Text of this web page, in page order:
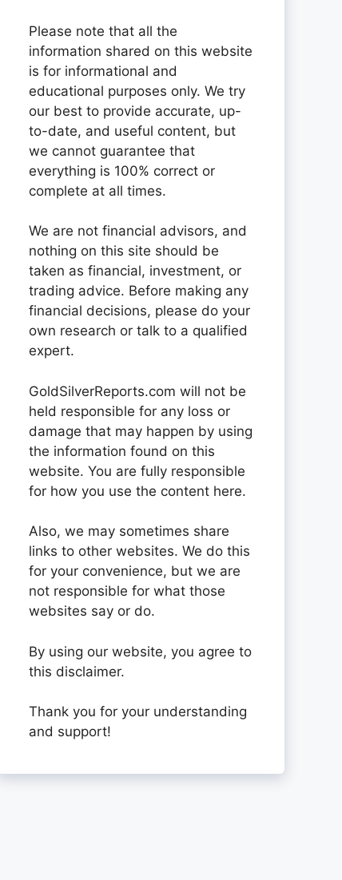
Please note that all the
information shared on this website
is for informational and
educational purposes only. We try
our best to provide accurate, up-
to-date, and useful content, but
we cannot guarantee that
everything is 100% correct or
complete at all times.
We are not financial advisors, and
nothing on this site should be
taken as financial, investment, or
trading advice. Before making any
financial decisions, please do your
own research or talk to a qualified
expert.
GoldSilverReports.com will not be
held responsible for any loss or
damage that may happen by using
the information found on this
website. You are fully responsible
for how you use the content here.
Also, we may sometimes share
links to other websites. We do this
for your convenience, but we are
not responsible for what those
websites say or do.
By using our website, you agree to
this disclaimer.
Thank you for your understanding
and support!